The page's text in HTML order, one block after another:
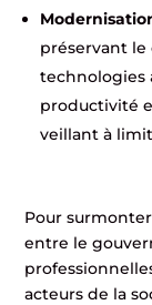
préservant le
technologies
productivité
veillant à
Pour
entre le
acteurs de la